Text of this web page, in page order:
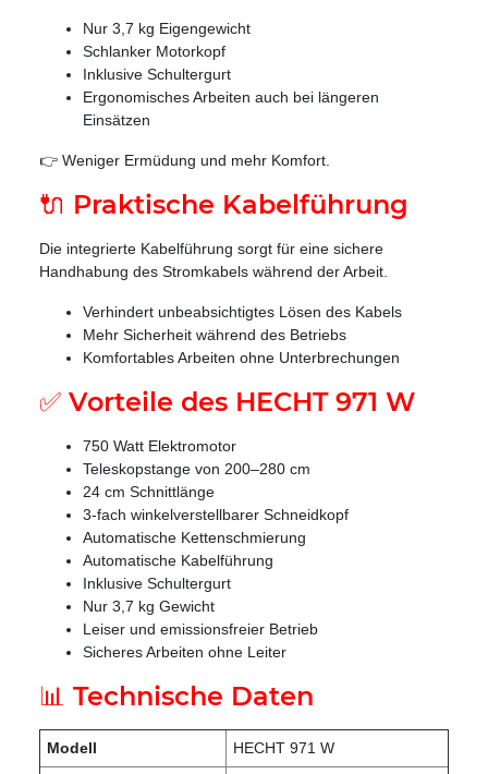
Nur 3,7 kg Eigengewicht
Schlanker Motorkopf
Inklusive Schultergurt
Ergonomisches Arbeiten auch bei längeren
Einsätzen
👉 Weniger Ermüdung und mehr Komfort.
🔌 Praktische Kabelführung
Die integrierte Kabelführung sorgt für eine sichere
Handhabung des Stromkabels während der Arbeit.
Verhindert unbeabsichtigtes Lösen des Kabels
Mehr Sicherheit während des Betriebs
Komfortables Arbeiten ohne Unterbrechungen
✅ Vorteile des HECHT 971 W
750 Watt Elektromotor
Teleskopstange von 200–280 cm
24 cm Schnittlänge
3-fach winkelverstellbarer Schneidkopf
Automatische Kettenschmierung
Automatische Kabelführung
Inklusive Schultergurt
Nur 3,7 kg Gewicht
Leiser und emissionsfreier Betrieb
Sicheres Arbeiten ohne Leiter
📊 Technische Daten
Modell HECHT 971 W